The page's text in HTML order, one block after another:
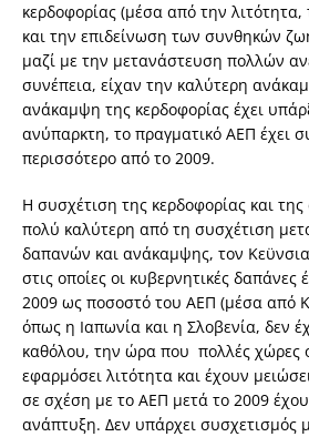
κερδοφορίας (μέσα από την
και την επιδείνωση των συνθηκών
μαζί με την μετανάστευση πολλών
συνέπεια, είχαν την καλύτερη
ανάκαμψη της κερδοφορίας έχει
ανύπαρκτη, το πραγματικό ΑΕΠ έχει
περισσότερο από το 2009.
Η συσχέτιση της κερδοφορίας και
πολύ καλύτερη από τη συσχέτιση
δαπανών και ανάκαμψης, τον
στις οποίες οι κυβερνητικές
2009 ως ποσοστό του ΑΕΠ (μέσα από
όπως η Ιαπωνία και η Σλοβενία, δεν
καθόλου, την ώρα που πολλές χώρες
εφαρμόσει λιτότητα και έχουν
σε σχέση με το ΑΕΠ μετά το 2009
ανάπτυξη. Δεν υπάρχει συσχετισμός